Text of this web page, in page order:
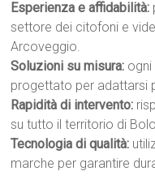
Esperienza e affidabilità:
settore dei citofoni e
Arcoveggio.
Soluzioni su misura: ogni
progettato per adattarsi
Rapidità di intervento:
su tutto il territorio di
Tecnologia di qualità:
marche per garantire